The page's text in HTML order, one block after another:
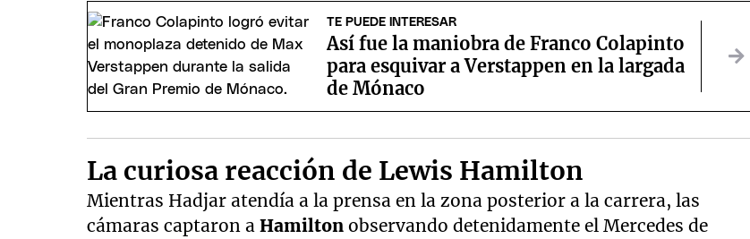
TE PUEDE INTERESAR
Así fue la maniobra de Franco Colapinto
para esquivar a Verstappen en la largada
de Mónaco
La curiosa reacción de Lewis Hamilton
Mientras Hadjar atendía a la prensa en la zona posterior a la carrera, las
cámaras captaron aHamiltonobservando detenidamente el Mercedes de